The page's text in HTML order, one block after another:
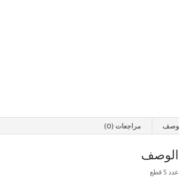
مراجعات (0)
الوصف
عدد 5 قطع